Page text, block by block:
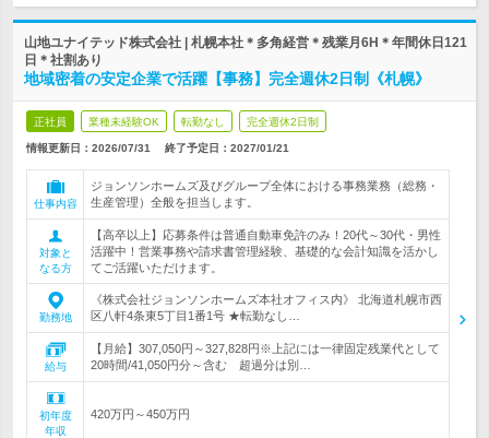
山地ユナイテッド株式会社 | 札幌本社＊多角経営＊残業月6H＊年間休日121
日＊社割あり
地域密着の安定企業で活躍【事務】完全週休2日制《札幌》
正社員 業種未経験OK 転勤なし 完全週休2日制
情報更新日：2026/07/31 終了予定日： 2027/01/21
仕事内容
ジョンソンホームズ及びグループ全体における事務業務（総務・
生産管理）全般を担当します。
対象と
なる方
【高卒以上】応募条件は普通自動車免許のみ！20代～30代・男性
活躍中！営業事務や請求書管理経験、基礎的な会計知識を活かし
てご活躍いただけます。
勤務地
《株式会社ジョンソンホームズ本社オフィス内》 北海道札幌市西
区八軒4条東5丁目1番1号 ★転勤なし…
給与
【月給】307,050円～327,828円※上記には一律固定残業代として
20時間/41,050円分～含む 超過分は別…
初年度
年収
420万円～450万円